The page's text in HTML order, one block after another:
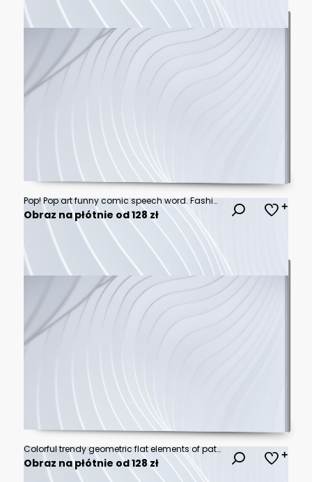
Pop! Pop art funny comic speech word. Fashionable poster and banner. Social Media Connecting Blog Communication Content. Trendy and fashion color retro vintage illustration background. Easy editable.
Obraz na płótnie od 128 zł
Colorful trendy geometric flat elements of pattern memphis. Pop art style texture. Modern abstract design poster and cover template
Obraz na płótnie od 128 zł